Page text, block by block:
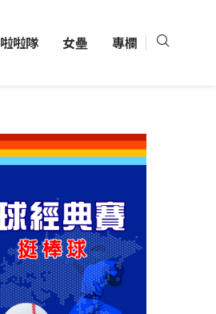
啦啦隊 女壘 專欄